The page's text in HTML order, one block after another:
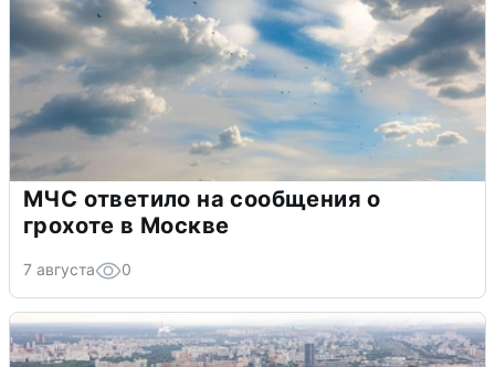
МЧС ответило на сообщения о
грохоте в Москве
7 августа 0